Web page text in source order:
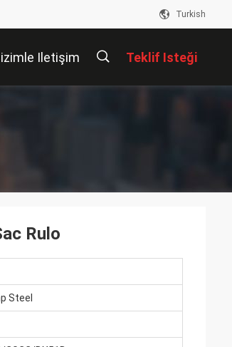
Turkish
Iletişim Teklif Isteği
Rulo
Steel